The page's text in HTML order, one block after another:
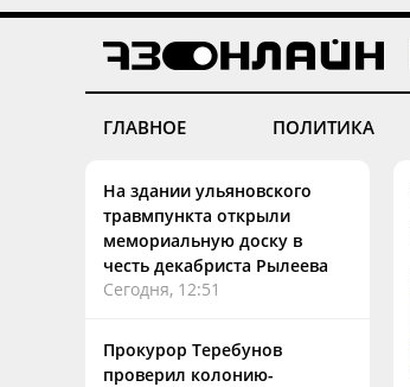
ГЛАВНОЕ ПОЛИТИКА
На здании ульяновского
травмпункта открыли
мемориальную доску в
честь декабриста Рылеева
Сегодня, 12:51
Прокурор Теребунов
проверил колонию-